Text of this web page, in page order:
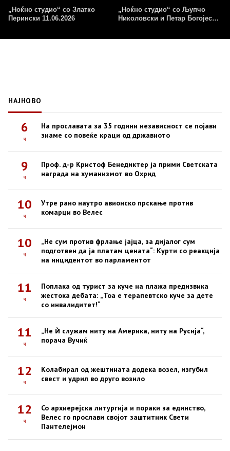
„Ноќно студио“ со Златко
Перински 11.06.2026
„Ноќно студио“ со Љупчо
Николовски и Петар Богојески
НАЈНОВО
6
ч
На прославата за 35 години независност се појави
знаме со повеќе краци од државното
9
ч
Проф. д-р Кристоф Бенедиктер ја прими Светската
награда на хуманизмот во Охрид
10
ч
Утре рано наутро авионско прскање против
комарци во Велес
10
ч
„Не сум против фрлање јајца, за дијалог сум
подготвен да ја платам цената“: Курти со реакција
на инцидентот во парламентот
11
ч
Поплака од турист за куче на плажа предизвика
жестока дебата: „Тоа е терапевтско куче за дете
со инвалидитет!“
11
ч
„Не ѝ служам ниту на Америка, ниту на Русија“,
порача Вучиќ
12
ч
Колабирал од жештината додека возел, изгубил
свест и удрил во друго возило
12
ч
Со архиерејска литургија и пораки за единство,
Велес го прослави својот заштитник Свети
Пантелејмон